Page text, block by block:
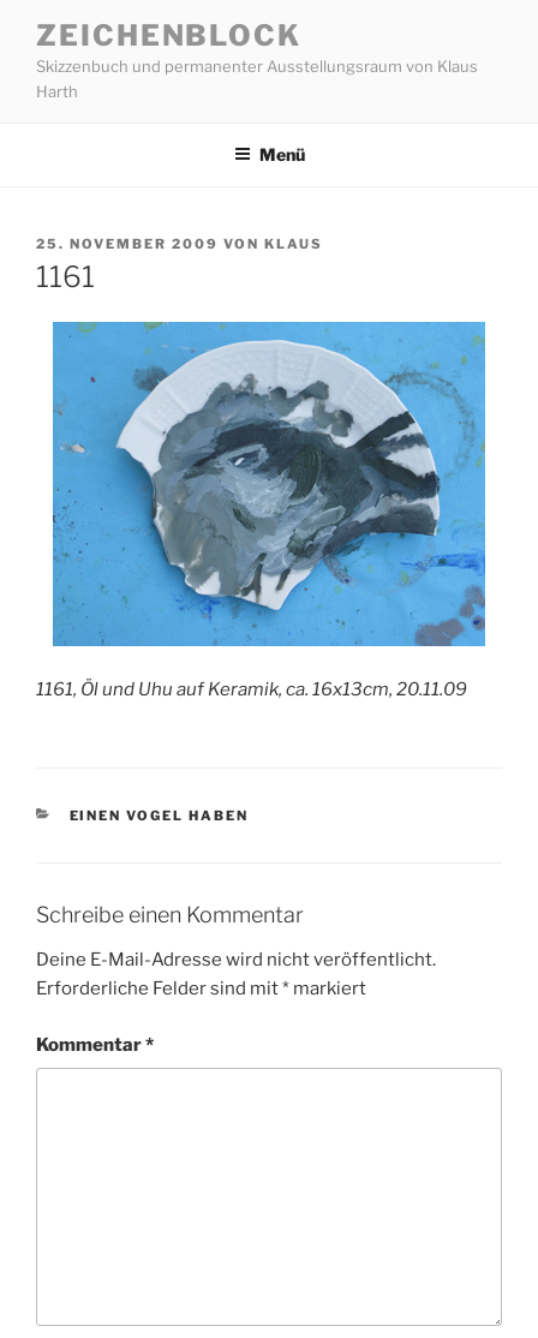
Inhalt
springen
ZEICHENBLOCK
Skizzenbuch und permanenter Ausstellungsraum von Klaus
Harth
Menü
VERÖFFENTLICHT
AM
25. NOVEMBER 2009 VON KLAUS
1161
1161, Öl und Uhu auf Keramik, ca. 16x13cm, 20.11.09
KATEGORIEN
EINEN VOGEL HABEN
Schreibe einen Kommentar
Deine E-Mail-Adresse wird nicht veröffentlicht.
Erforderliche Felder sind mit* markiert
Kommentar*